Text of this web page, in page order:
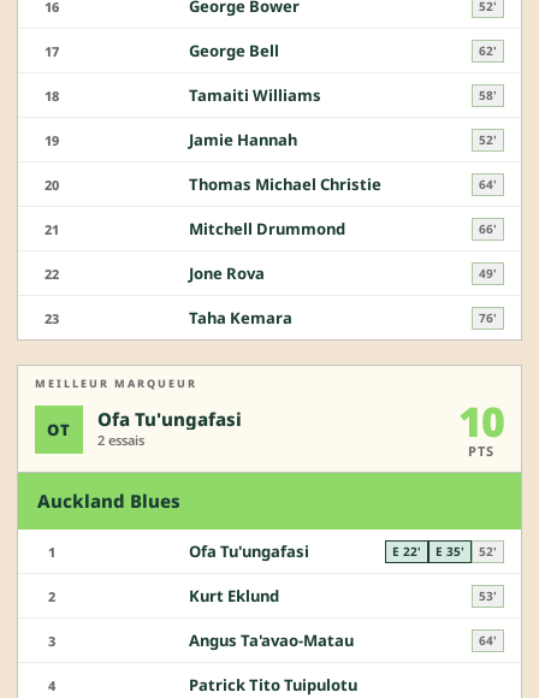
16 George Bower 52'
17 George Bell 62'
18 Tamaiti Williams 58'
19 Jamie Hannah 52'
20 Thomas Michael Christie 64'
21 Mitchell Drummond 66'
22 Jone Rova 49'
23 Taha Kemara 76'
MEILLEUR MARQUEUR
OT Ofa Tu'ungafasi
2 essais 10
PTS
Auckland Blues
1 Ofa Tu'ungafasi E 22' E 35' 52'
2 Kurt Eklund 53'
3 Angus Ta'avao-Matau 64'
4 Patrick Tito Tuipulotu